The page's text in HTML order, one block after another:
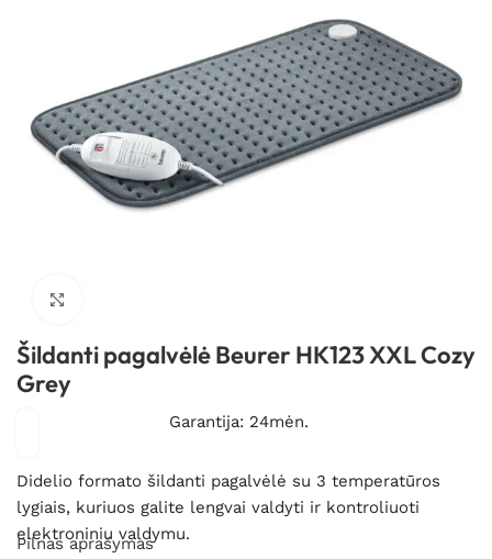
Šildanti pagalvėlė Beurer HK123 XXL Cozy
Grey
Garantija: 24mėn.
Didelio formato šildanti pagalvėlė su 3 temperatūros
lygiais, kuriuos galite lengvai valdyti ir kontroliuoti
elektroniniu valdymu.
Pilnas aprašymas